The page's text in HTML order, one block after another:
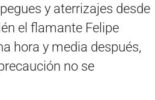
y aterrizajes desde
el flamante Felipe
hora y media después,
no se